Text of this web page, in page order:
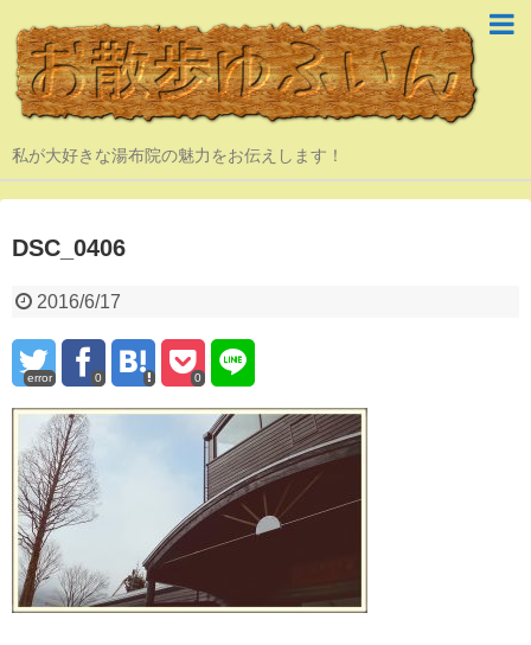
私が大好きな湯布院の魅力をお伝えします！
DSC_0406
2016/6/17
error 0 0